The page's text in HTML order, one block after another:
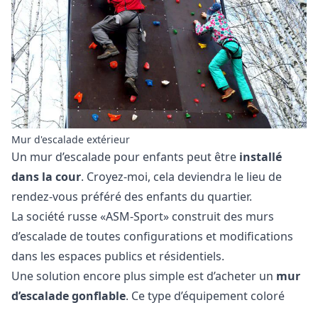
Mur d'escalade extérieur
Un mur d’escalade pour enfants peut être installé
dans la cour. Croyez-moi, cela deviendra le lieu de
rendez-vous préféré des enfants du quartier.
La société russe «ASM-Sport» construit des murs
d’escalade de toutes configurations et modifications
dans les espaces publics et résidentiels.
Une solution encore plus simple est d’acheter un mur
d’escalade gonflable. Ce type d’équipement coloré